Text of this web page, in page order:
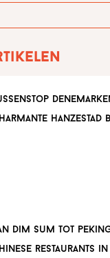
hanzestad
dim sum tot
restaurants in